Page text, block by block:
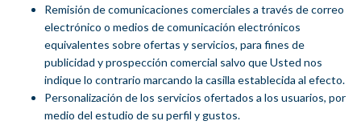
Remisión de comunicaciones comerciales a través de correo
electrónico o medios de comunicación electrónicos
equivalentes sobre ofertas y servicios, para fines de
publicidad y prospección comercial salvo que Usted nos
indique lo contrario marcando la casilla establecida al efecto.
Personalización de los servicios ofertados a los usuarios, por
medio del estudio de su perfil y gustos.